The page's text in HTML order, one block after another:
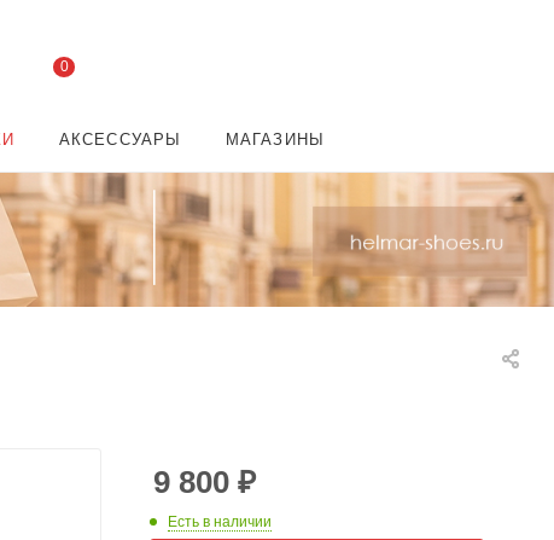
0
АКСЕССУАРЫ МАГАЗИНЫ
9 800 ₽
Есть в наличии